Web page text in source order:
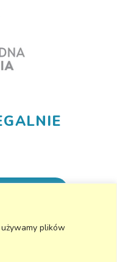
plików
015